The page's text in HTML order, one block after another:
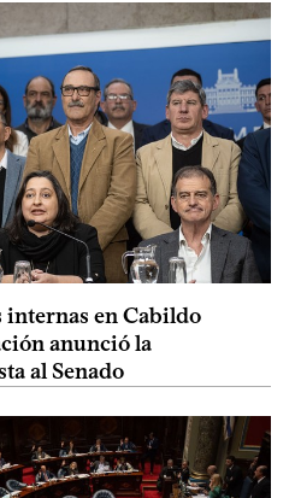
internas en Cabildo
anunció la
al Senado